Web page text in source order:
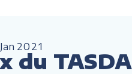
Jan 2021
du TASDA